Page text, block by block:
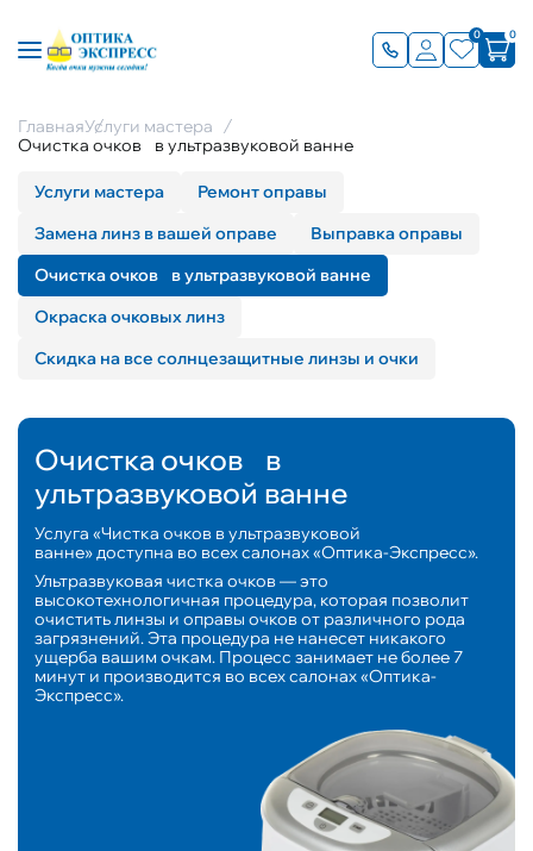
0 0
ГлавнаяУслуги мастера
Очистка очков в ультразвуковой ванне
Услуги мастера
Ремонт оправы
Замена линз в вашей оправе
Выправка оправы
Очистка очков в ультразвуковой ванне
Окраска очковых линз
Скидка на все солнцезащитные линзы и очки
Очистка очков в
ультразвуковой ванне
Услуга «Чистка очков в ультразвуковой
ванне» доступна во всех салонах «Оптика-Экспресс».
Ультразвуковая чистка очков — это
высокотехнологичная процедура, которая позволит
очистить линзы и оправы очков от различного рода
загрязнений. Эта процедура не нанесет никакого
ущерба вашим очкам. Процесс занимает не более 7
минут и производится во всех салонах «Оптика-
Экспресс».